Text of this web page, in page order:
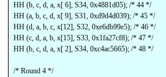
HH (b, c, d, a, x[ 6], S34, 0x4881d05); /* 44 */
HH (a, b, c, d, x[ 9], S31, 0xd9d4d039); /* 45 */
HH (d, a, b, c, x[12], S32, 0xe6db99e5); /* 46 */
HH (c, d, a, b, x[15], S33, 0x1fa27cf8); /* 47 */
HH (b, c, d, a, x[ 2], S34, 0xc4ac5665); /* 48 */
/* Round 4 */